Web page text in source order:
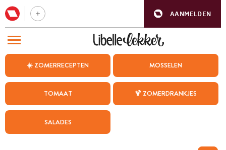
AANMELDEN
☀️ ZOMERRECEPTEN MOSSELEN
TOMAAT 🍹 ZOMERDRANKJES
SALADES
BEZOEK ONZE ANDERE WEBSITES
WEEKMENU
CHAT MET MAIA